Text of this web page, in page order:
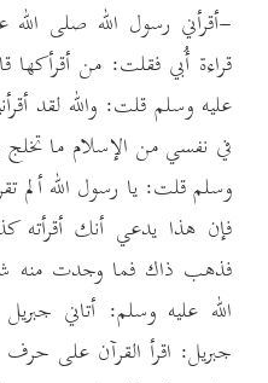
-أقرأني رسول الله صلى
قراءة أُبي فقلت: من أقرأكها
عليه وسلم قلت: والله لقد
في نفسي من الإسلام ما تخلج
وسلم قلت: يا رسول الله ألم
فإن هذا يدعي أنك
فذهب ذاك فما وجدت منه
الله عليه وسلم: أتاني
جبريل: اقرأ القرآن على حرف